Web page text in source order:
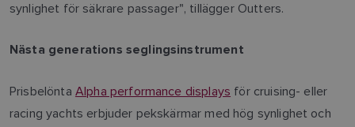
synlighet för säkrare passager", tillägger Outters.
Nästa generations seglingsinstrument
Prisbelönta Alpha performance displays för cruising- eller
racing yachts erbjuder pekskärmar med hög synlighet och